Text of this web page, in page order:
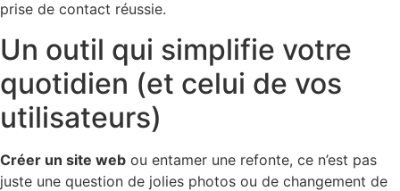
prise de contact réussie.
Un outil qui simplifie votre
quotidien (et celui de vos
utilisateurs)
Créer un site web ou entamer une refonte, ce n’est pas
juste une question de jolies photos ou de changement de